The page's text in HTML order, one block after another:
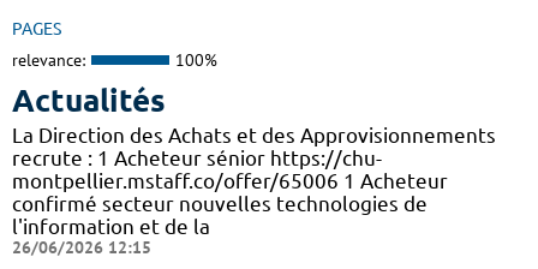
PAGES
relevance: 100%
Actualités
La Direction des Achats et des Approvisionnements
recrute : 1 Acheteur sénior https://chu-
montpellier.mstaff.co/offer/65006 1 Acheteur
confirmé secteur nouvelles technologies de
l'information et de la
26/06/2026 12:15